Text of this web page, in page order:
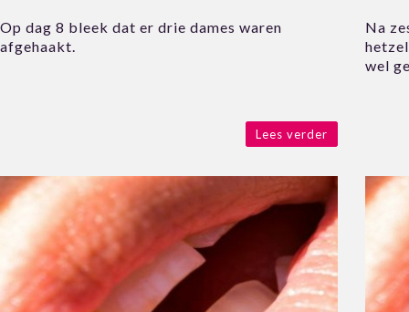
Op dag 8 bleek dat er drie dames waren
afgehaakt.
Lees verder
Na
wel